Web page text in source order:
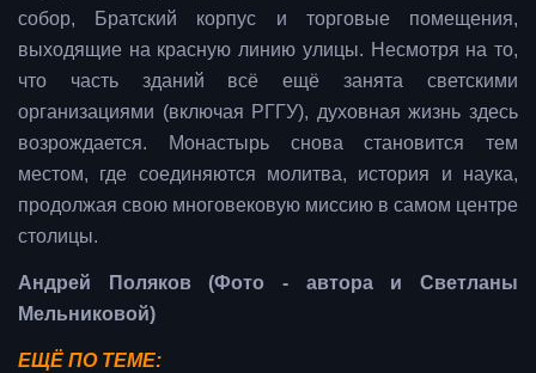
собор, Братский корпус и торговые помещения,
выходящие на красную линию улицы. Несмотря на то,
что часть зданий всё ещё занята светскими
организациями (включая РГГУ), духовная жизнь здесь
возрождается. Монастырь снова становится тем
местом, где соединяются молитва, история и наука,
продолжая свою многовековую миссию в самом центре
столицы.
Андрей Поляков (Фото - автора и Светланы
Мельниковой)
ЕЩЁ ПО ТЕМЕ: